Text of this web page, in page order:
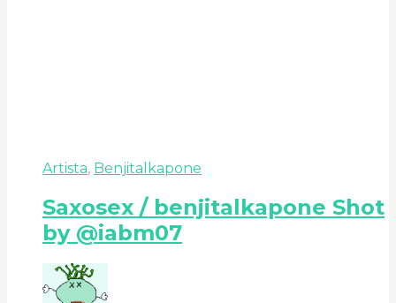
Artista, Benjitalkapone
Saxosex / benjitalkapone Shot
by @iabm07